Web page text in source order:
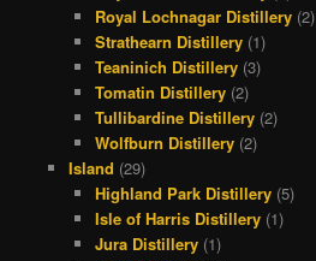
Royal Lochnagar Distillery (2)
Strathearn Distillery (1)
Teaninich Distillery (3)
Tomatin Distillery (2)
Tullibardine Distillery (2)
Wolfburn Distillery (2)
Island (29)
Highland Park Distillery (5)
Isle of Harris Distillery (1)
Jura Distillery (1)